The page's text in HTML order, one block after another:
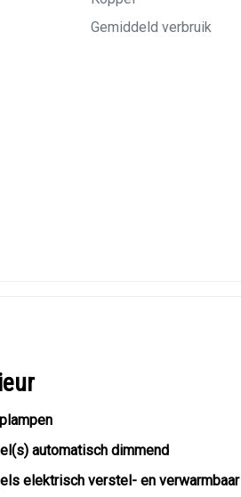
Gemiddeld verbruik
automatisch dimmend
elektrisch verstel- en verwarmbaar